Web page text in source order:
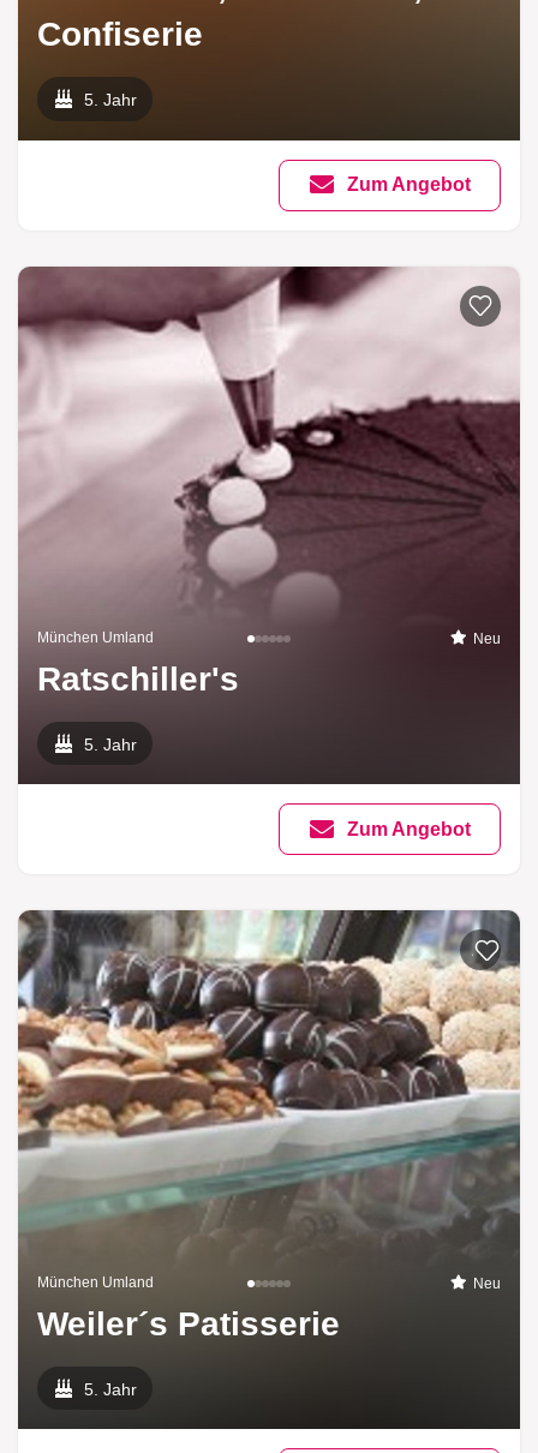
Confiserie
5. Jahr
Zum Angebot
München Umland Neu
Ratschiller's
5. Jahr
Zum Angebot
Zur
München Umland Neu
Weiler´s Patisserie
5. Jahr